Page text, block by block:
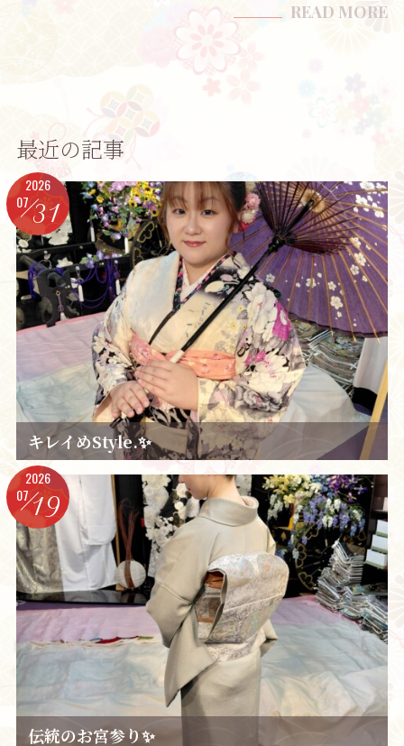
READ MORE
最近の記事
2026
0731
キレイめStyle.✨️
2026
0719
伝統のお宮参り✨️